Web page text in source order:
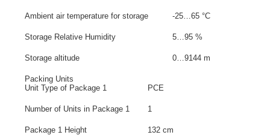
Ambient air temperature for storage -25…65 °C
Storage Relative Humidity 5…95 %
Storage altitude 0…9144 m
Packing Units
Unit Type of Package 1
PCE
Number of Units in Package 1 1
Package 1 Height 132 cm